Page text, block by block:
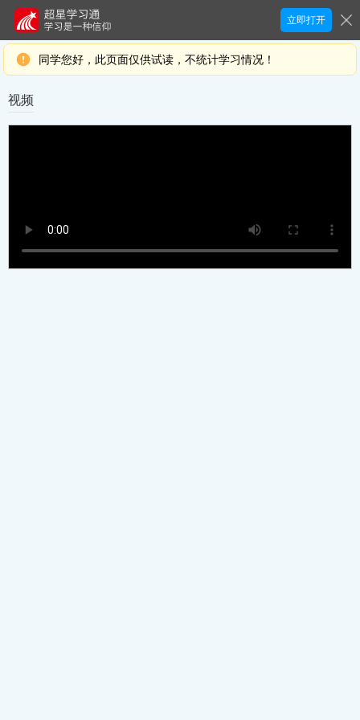
立即打开
同学您好，此页面仅供试读，不统计学习情况！
视频